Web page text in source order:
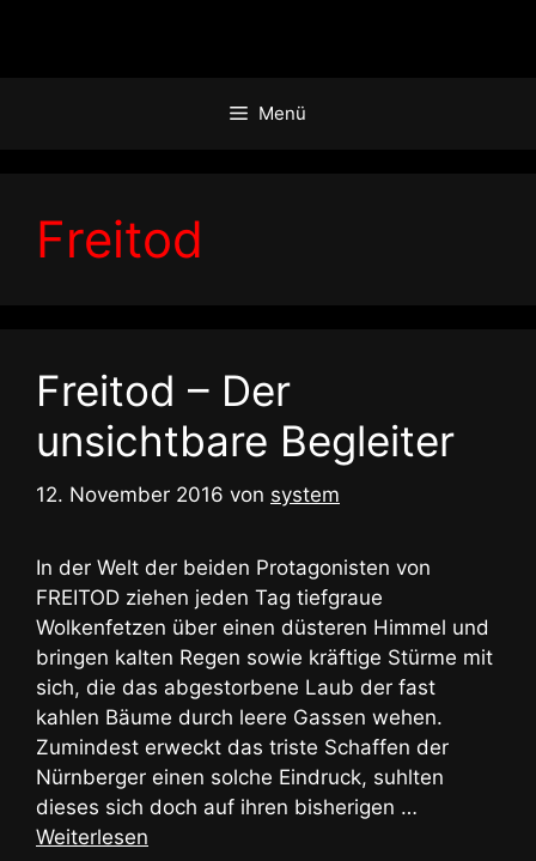
Menü
Freitod
Freitod – Der
unsichtbare Begleiter
12. November 2016 von system
In der Welt der beiden Protagonisten von
FREITOD ziehen jeden Tag tiefgraue
Wolkenfetzen über einen düsteren Himmel und
bringen kalten Regen sowie kräftige Stürme mit
sich, die das abgestorbene Laub der fast
kahlen Bäume durch leere Gassen wehen.
Zumindest erweckt das triste Schaffen der
Nürnberger einen solche Eindruck, suhlten
dieses sich doch auf ihren bisherigen …
Weiterlesen